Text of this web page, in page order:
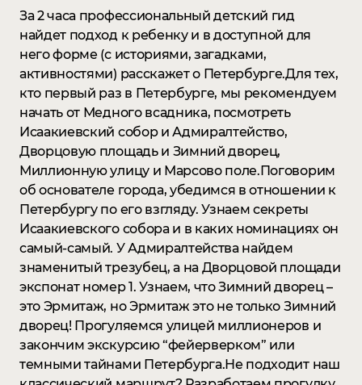
За 2 часа профессиональный детский гид
найдет подход к ребенку и в доступной для
него форме (с историями, загадками,
активностями) расскажет о Петербурге.Для тех,
кто первый раз в Петербурге, мы рекомендуем
начать от Медного всадника, посмотреть
Исаакиевский собор и Адмиралтейство,
Дворцовую площадь и Зимний дворец,
Миллионную улицу и Марсово поле.Поговорим
об основателе города, убедимся в отношении к
Петербургу по его взгляду. Узнаем секреты
Исаакиевского собора и в каких номинациях он
самый-самый. У Адмиралтейства найдем
знаменитый трезубец, а на Дворцовой площади
экспонат номер 1. Узнаем, что Зимний дворец –
это Эрмитаж, но Эрмитаж это не только Зимний
дворец! Прогуляемся улицей миллионеров и
закончим экскурсию “фейерверком” или
темными тайнами Петербурга.Не подходит наш